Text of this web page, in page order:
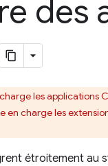
des
les applications
en charge les
étroitement au